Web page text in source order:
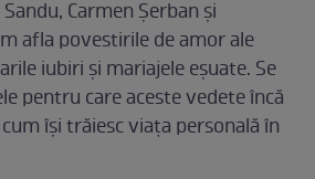
Carmen Șerban și
afla povestirile de amor ale
iubiri și mariajele eșuate. Se
pentru care aceste vedete încă
își trăiesc viața personală în